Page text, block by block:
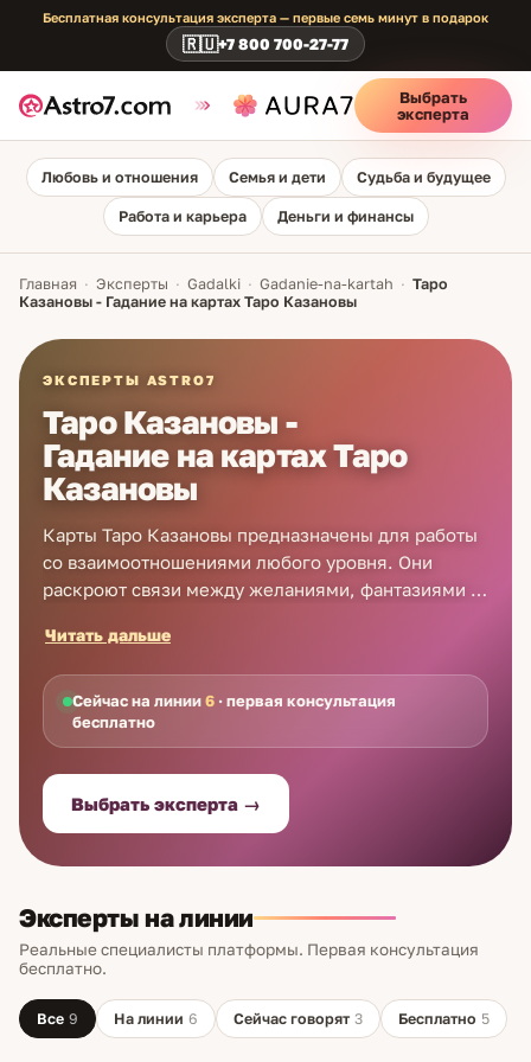
Бесплатная консультация эксперта — первые семь минут в подарок
🇷🇺+7 800 700-27-77
Выбрать
эксперта
Любовь и отношения Семья и дети Судьба и будущее
Работа и карьера Деньги и финансы
Главная · Эксперты · Gadalki · Gadanie-na-kartah · Таро
Казановы - Гадание на картах Таро Казановы
ЭКСПЕРТЫ ASTRO7
Таро Казановы -
Гадание на картах Таро
Казановы
Карты Таро Казановы предназначены для работы
со взаимоотношениями любого уровня. Они
раскроют связи между желаниями, фантазиями и
любые вопросы, связанные с отношениям людей.
И, конечно же, помогут разобраться в вопросах
верности Вашего партнёра. Наши тарологи
помогут Вам обрести гармонию в личной жизни с
помощью гадания на Таро Казановы. ↓
Читать дальше
Сейчас на линии6 · первая консультация
бесплатно
Выбрать эксперта →
Эксперты на линии
Реальные специалисты платформы. Первая консультация
бесплатно.
Все 9 На линии 6 Сейчас говорят 3 Бесплатно 5